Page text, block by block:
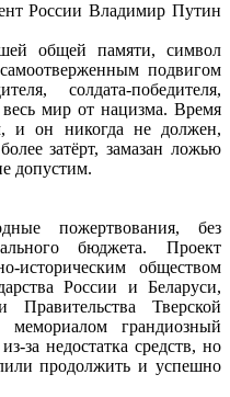
России Владимир Путин
общей памяти, символ
подвигом
солдата‑победителя,
мир от нацизма. Время
и он никогда не должен,
затёрт, замазан ложью
допустим.
пожертвования, без
бюджета. Проект
историческим обществом
России и Беларуси,
Тверской
грандиозный
за недостатка средств, но
продолжить и успешно